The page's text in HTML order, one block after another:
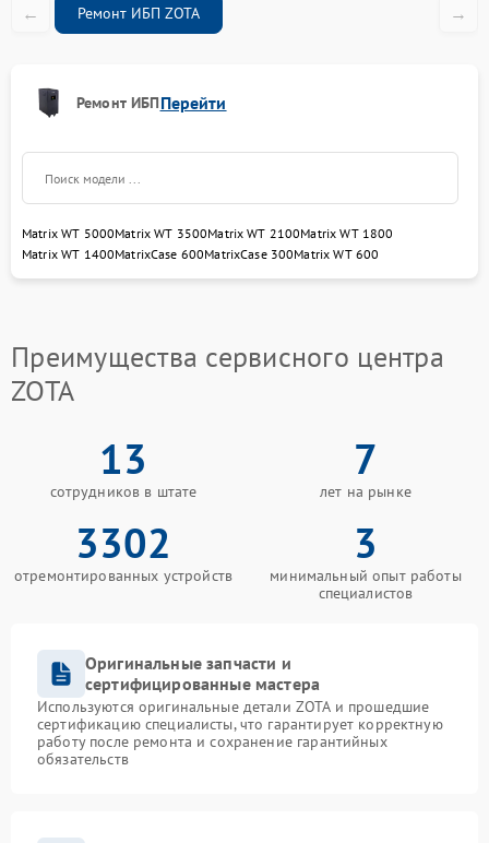
← Ремонт ИБП ZOTA →
Ремонт ИБППерейти
Matrix WT 5000Matrix WT 3500Matrix WT 2100Matrix WT 1800
Matrix WT 1400MatrixCase 600MatrixCase 300Matrix WT 600
Преимущества сервисного центра
ZOTA
13
сотрудников в штате
7
лет на рынке
3302
отремонтированных устройств
3
минимальный опыт работы
специалистов
Оригинальные запчасти и
сертифицированные мастера
Используются оригинальные детали ZOTA и прошедшие
сертификацию специалисты, что гарантирует корректную
работу после ремонта и сохранение гарантийных
обязательств